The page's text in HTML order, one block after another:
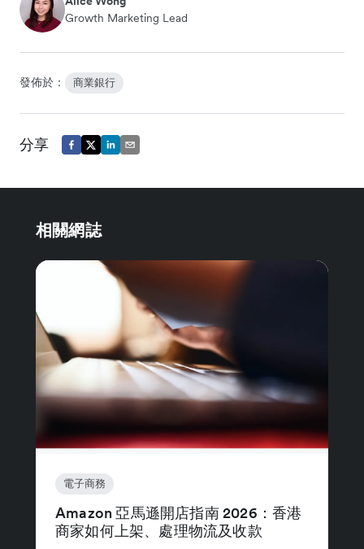
Growth Marketing Lead
發佈於： 商業銀行
分享
相關網誌
電子商務
Amazon 亞馬遜開店指南 2026：香港
商家如何上架、處理物流及收款